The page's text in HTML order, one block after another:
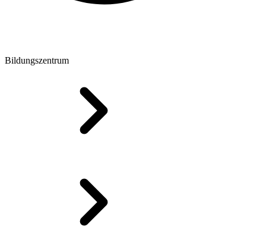
Bildungszentrum